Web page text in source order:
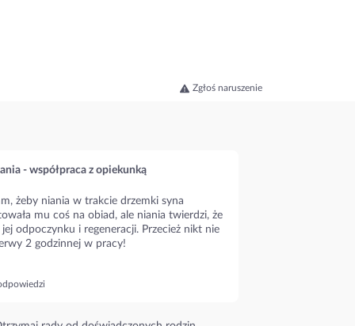
Zgłoś naruszenie
- współpraca z opiekunką
żeby niania w trakcie drzemki syna
mu coś na obiad, ale niania twierdzi, że
odpoczynku i regeneracji. Przecież nikt nie
2 godzinnej w pracy!